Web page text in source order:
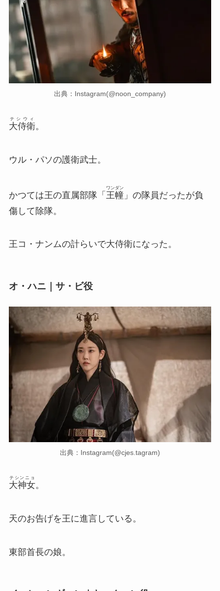
出典：Instagram(@noon_company)
大侍衛
テシウィ
。
ウル・パソの護衛武士。
かつては王の直属部隊「 王幢
ワンダン
」の隊員だったが負
傷して除隊。
王コ・ナンムの計らいで大侍衛になった。
オ・ハニ｜サ・ビ役
出典：Instagram(@cjes.tagram)
大神女
テシンニョ
。
天のお告げを王に進言している。
東部首長の娘。